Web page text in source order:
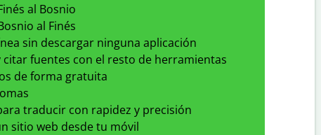
al Bosnio
al Finés
sin descargar ninguna aplicación
citar fuentes con el resto de herramientas
de forma gratuita
traducir con rapidez y precisión
sitio web desde tu móvil